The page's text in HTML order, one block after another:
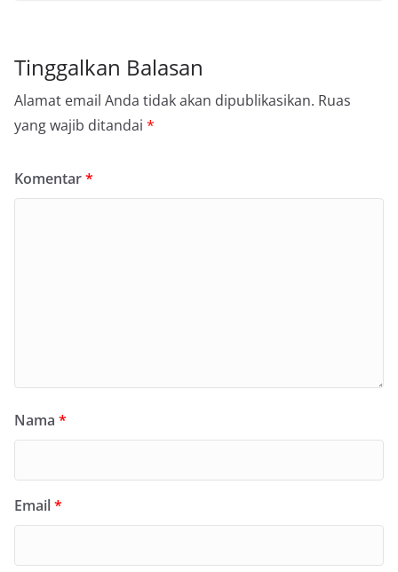
Tinggalkan Balasan
Alamat email Anda tidak akan dipublikasikan. Ruas
yang wajib ditandai *
Komentar*
Nama *
Email*